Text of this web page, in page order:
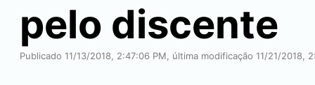
pelo discente
Publicado 11/13/2018, 2:47:06 PM, última modificação 11/21/2018,